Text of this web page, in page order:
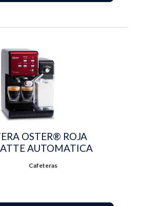
OSTER® ROJA
AUTOMATICA
Cafeteras